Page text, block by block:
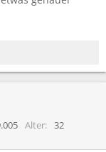
Alter
32